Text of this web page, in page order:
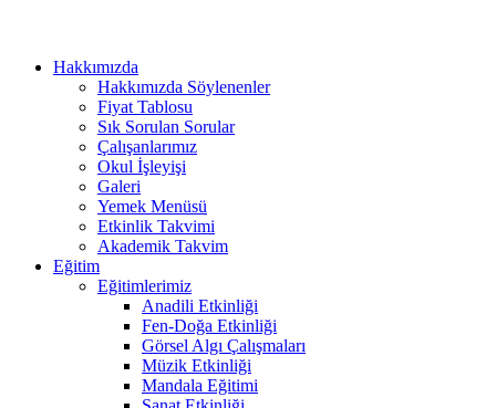
Hakkımızda
Hakkımızda Söylenenler
Fiyat Tablosu
Sık Sorulan Sorular
Çalışanlarımız
Okul İşleyişi
Galeri
Yemek Menüsü
Etkinlik Takvimi
Akademik Takvim
Eğitim
Eğitimlerimiz
Anadili Etkinliği
Fen-Doğa Etkinliği
Görsel Algı Çalışmaları
Müzik Etkinliği
Mandala Eğitimi